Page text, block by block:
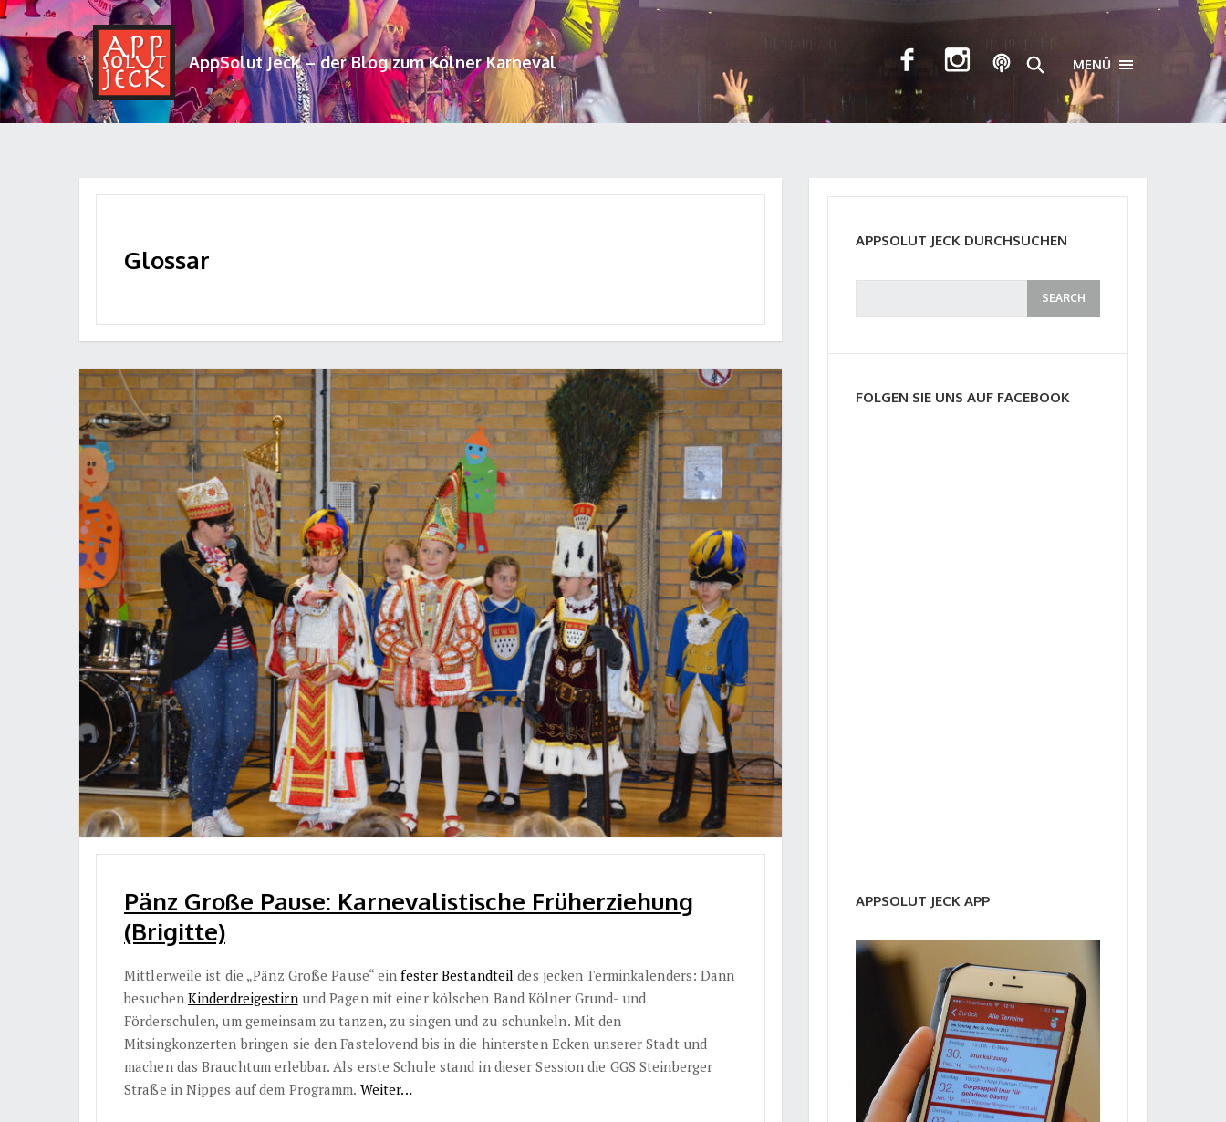
AppSolut Jeck – der Blog zum Kölner Karneval MENÜ TOGGLE
Glossar
Pänz Große Pause: Karnevalistische Früherziehung
(Brigitte)
Mittlerweile ist die „Pänz Große Pause“ einfester Bestandteil des jecken Terminkalenders: Dann
besuchen Kinderdreigestirnund Pagen mit einer kölschen Band Kölner Grund- und
Förderschulen, um gemeinsam zu tanzen, zu singen und zu schunkeln. Mit den
Mitsingkonzerten bringen sie den Fastelovend bis in die hintersten Ecken unserer Stadt und
machen das Brauchtum erlebbar. Als erste Schule stand in dieser Session die GGS Steinberger
Straße in Nippes auf dem Programm. Weiter…
APPSOLUT JECK DURCHSUCHEN
FOLGEN SIE UNS AUF FACEBOOK
APPSOLUT JECK APP